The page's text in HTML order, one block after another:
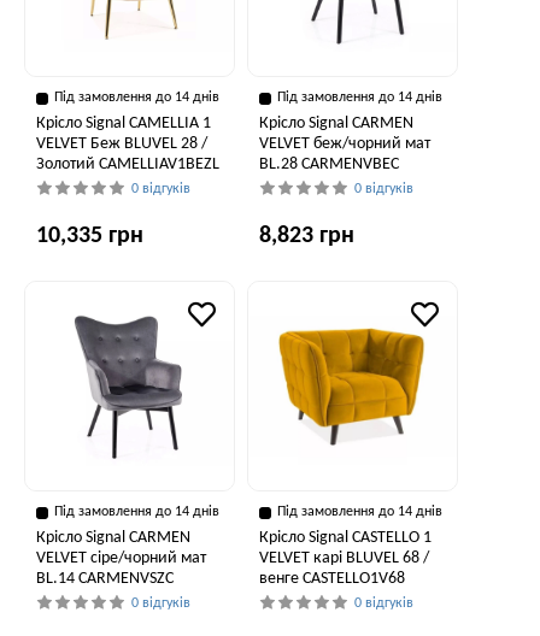
Під замовлення до 14 днів
Крісло Signal CAMELLIA 1
VELVET Беж BLUVEL 28 /
Золотий CAMELLIAV1BEZL
0 відгуків
10,335 грн
Під замовлення до 14 днів
Крісло Signal CARMEN
VELVET беж/чорний мат
BL.28 CARMENVBEC
0 відгуків
8,823 грн
Під замовлення до 14 днів
Крісло Signal CARMEN
VELVET сіре/чорний мат
BL.14 CARMENVSZC
0 відгуків
Під замовлення до 14 днів
Крісло Signal CASTELLO 1
VELVET карі BLUVEL 68 /
венге CASTELLO1V68
0 відгуків